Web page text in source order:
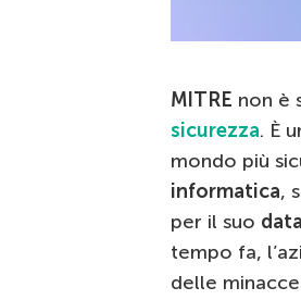
MITRE non è
sicurezza. È
mondo più
informatica,
per il suo
tempo fa,
delle minacce